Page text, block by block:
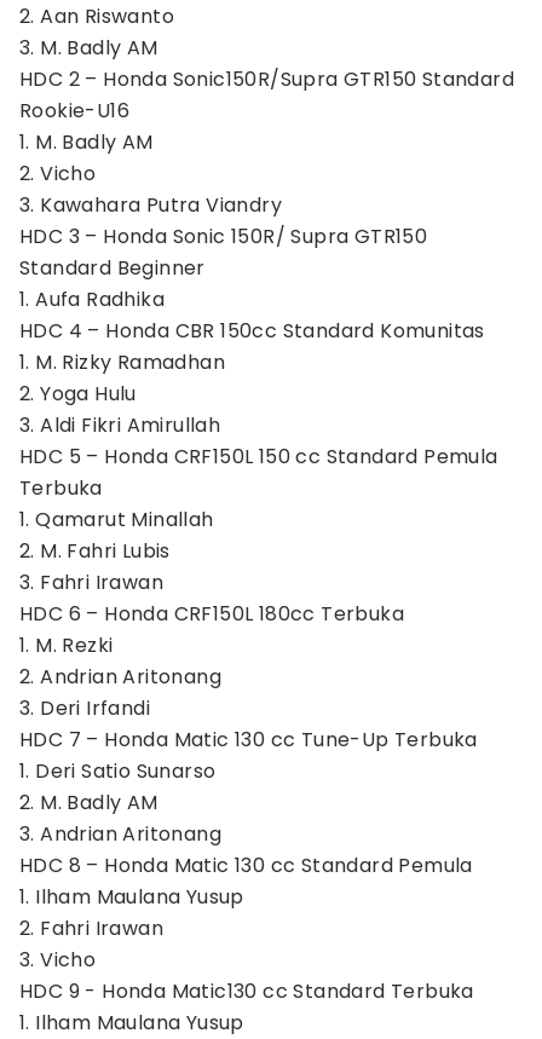
2. Aan Riswanto
3. M. Badly AM
HDC 2 – Honda Sonic150R/Supra GTR150 Standard
Rookie-U16
1. M. Badly AM
2. Vicho
3. Kawahara Putra Viandry
HDC 3 – Honda Sonic 150R/ Supra GTR150
Standard Beginner
1. Aufa Radhika
HDC 4 – Honda CBR 150cc Standard Komunitas
1. M. Rizky Ramadhan
2. Yoga Hulu
3. Aldi Fikri Amirullah
HDC 5 – Honda CRF150L 150 cc Standard Pemula
Terbuka
1. Qamarut Minallah
2. M. Fahri Lubis
3. Fahri Irawan
HDC 6 – Honda CRF150L 180cc Terbuka
1. M. Rezki
2. Andrian Aritonang
3. Deri Irfandi
HDC 7 – Honda Matic 130 cc Tune-Up Terbuka
1. Deri Satio Sunarso
2. M. Badly AM
3. Andrian Aritonang
HDC 8 – Honda Matic 130 cc Standard Pemula
1. Ilham Maulana Yusup
2. Fahri Irawan
3. Vicho
HDC 9 - Honda Matic130 cc Standard Terbuka
1. Ilham Maulana Yusup